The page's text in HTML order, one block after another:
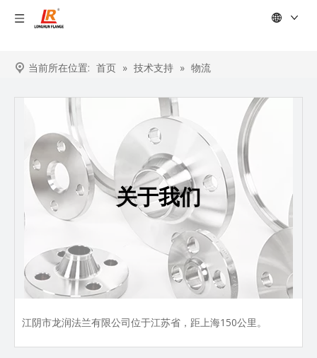
当前所在位置: 首页 » 技术支持 » 物流
关于我们
江阴市龙润法兰有限公司位于江苏省，距上海150公里。